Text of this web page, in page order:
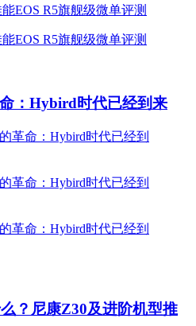
：Hybird时代已经到来
？尼康Z30及进阶机型推